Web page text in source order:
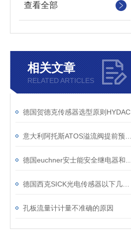
查看全部
相关文章
RELATED ARTICLES
德国贺德克传感器选型原则HYDAC
孔板流量计计量不准确的原因